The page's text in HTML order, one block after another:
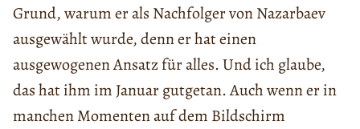
Grund, warum er als Nachfolger von Nazarbaev
ausgewählt wurde, denn er hat einen
ausgewogenen Ansatz für alles. Und ich glaube,
das hat ihm im Januar gutgetan. Auch wenn er in
manchen Momenten auf dem Bildschirm